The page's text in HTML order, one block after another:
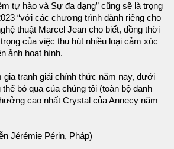
tự hào và Sự đa dạng” cũng sẽ là trọng
“với các chương trình dành riêng cho
thuật Marcel Jean cho biết, đồng thời
của việc thu hút nhiều loại cảm xúc
ảnh hoạt hình.
gia tranh giải chính thức năm nay, dưới
bỏ qua của chúng tôi (toàn bộ danh
cao nhất Crystal của Annecy năm
Jérémie Périn, Pháp)